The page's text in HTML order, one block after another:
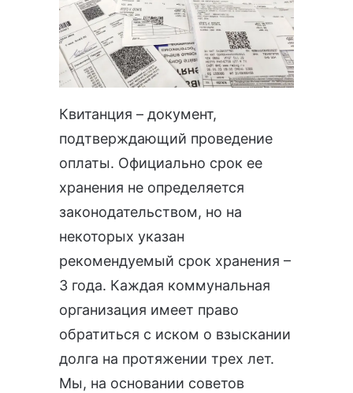
Квитанция – документ,
подтверждающий проведение
оплаты. Официально срок ее
хранения не определяется
законодательством, но на
некоторых указан
рекомендуемый срок хранения –
3 года. Каждая коммунальная
организация имеет право
обратиться с иском о взыскании
долга на протяжении трех лет.
Мы, на основании советов